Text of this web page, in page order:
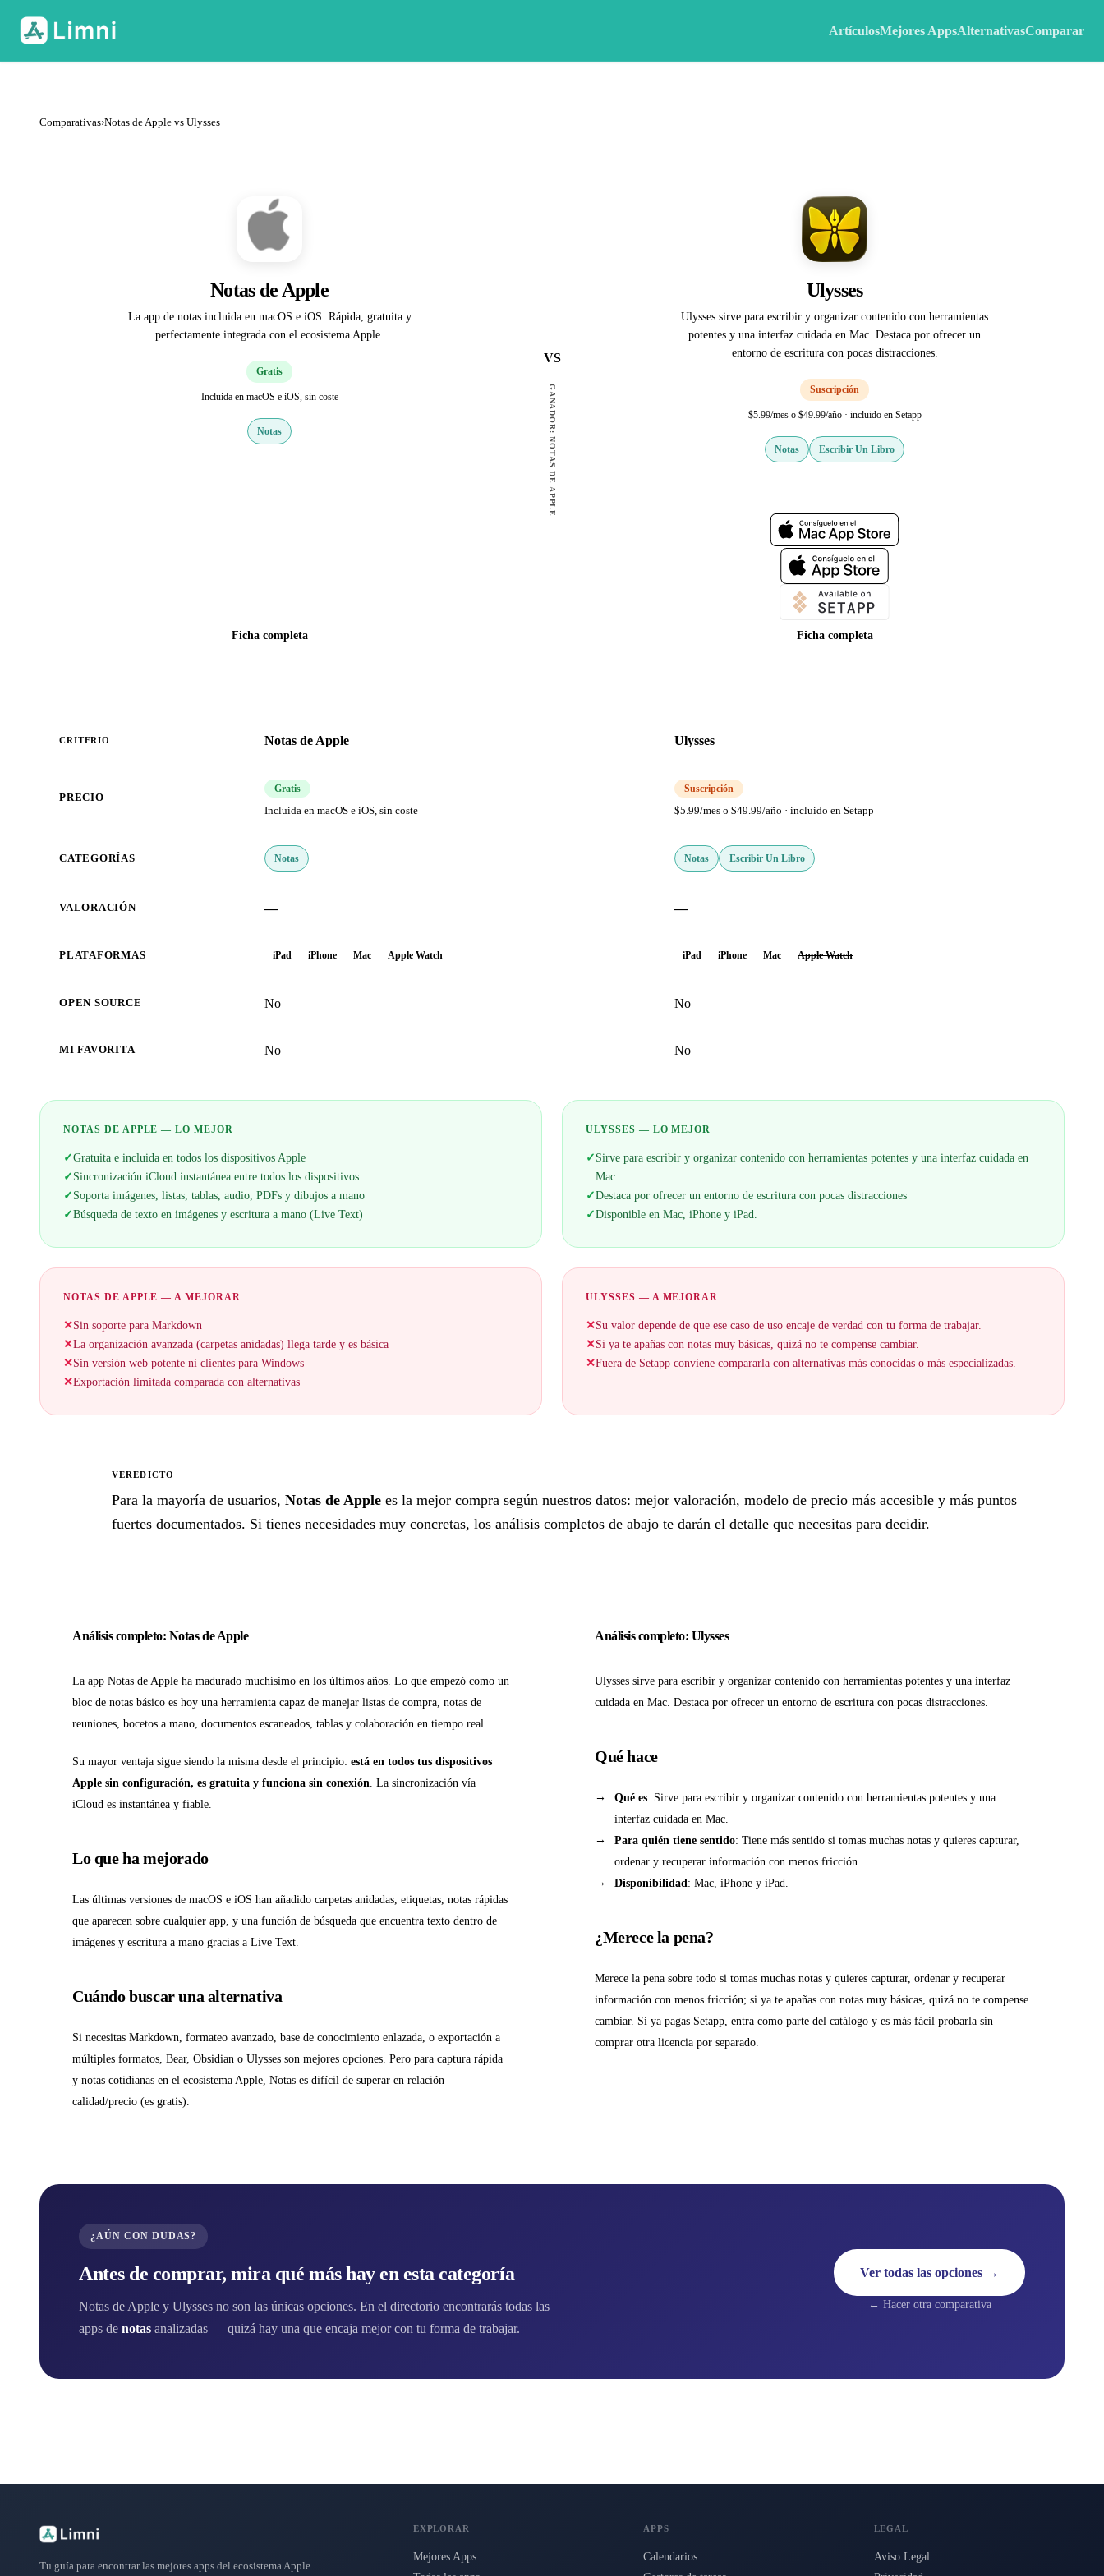
ArtículosMejores AppsAlternativasComparar
Comparativas›Notas de Apple vs Ulysses
Notas de Apple
La app de notas incluida en macOS e iOS. Rápida, gratuita y
perfectamente integrada con el ecosistema Apple.
Gratis
Incluida en macOS e iOS, sin coste
Notas
Ficha completa
VS
GANADOR: NOTAS DE APPLE
Ulysses
Ulysses sirve para escribir y organizar contenido con herramientas
potentes y una interfaz cuidada en Mac. Destaca por ofrecer un
entorno de escritura con pocas distracciones.
Suscripción
$5.99/mes o $49.99/año · incluido en Setapp
Notas Escribir Un Libro
Ficha completa
CRITERIO Notas de Apple Ulysses
PRECIO
Gratis
Incluida en macOS e iOS, sin coste
Suscripción
$5.99/mes o $49.99/año · incluido en Setapp
CATEGORÍAS Notas Notas Escribir Un Libro
VALORACIÓN — —
PLATAFORMAS iPad iPhone Mac Apple Watch iPad iPhone Mac Apple Watch
OPEN SOURCE No No
MI FAVORITA No No
NOTAS DE APPLE — LO MEJOR
✓Gratuita e incluida en todos los dispositivos Apple
✓Sincronización iCloud instantánea entre todos los dispositivos
✓Soporta imágenes, listas, tablas, audio, PDFs y dibujos a mano
✓Búsqueda de texto en imágenes y escritura a mano (Live Text)
ULYSSES — LO MEJOR
✓Sirve para escribir y organizar contenido con herramientas potentes y una interfaz cuidada en
Mac
✓Destaca por ofrecer un entorno de escritura con pocas distracciones
✓Disponible en Mac, iPhone y iPad.
NOTAS DE APPLE — A MEJORAR
✕Sin soporte para Markdown
✕La organización avanzada (carpetas anidadas) llega tarde y es básica
✕Sin versión web potente ni clientes para Windows
✕Exportación limitada comparada con alternativas
ULYSSES — A MEJORAR
✕Su valor depende de que ese caso de uso encaje de verdad con tu forma de trabajar.
✕Si ya te apañas con notas muy básicas, quizá no te compense cambiar.
✕Fuera de Setapp conviene compararla con alternativas más conocidas o más especializadas.
VEREDICTO
Para la mayoría de usuarios, Notas de Apple es la mejor compra según nuestros datos: mejor valoración, modelo de precio más accesible y más puntos
fuertes documentados. Si tienes necesidades muy concretas, los análisis completos de abajo te darán el detalle que necesitas para decidir.
Análisis completo: Notas de Apple
La app Notas de Apple ha madurado muchísimo en los últimos años. Lo que empezó como un
bloc de notas básico es hoy una herramienta capaz de manejar listas de compra, notas de
reuniones, bocetos a mano, documentos escaneados, tablas y colaboración en tiempo real.
Su mayor ventaja sigue siendo la misma desde el principio: está en todos tus dispositivos
Apple sin configuración, es gratuita y funciona sin conexión . La sincronización vía
iCloud es instantánea y fiable.
Lo que ha mejorado
Las últimas versiones de macOS e iOS han añadido carpetas anidadas, etiquetas, notas rápidas
que aparecen sobre cualquier app, y una función de búsqueda que encuentra texto dentro de
imágenes y escritura a mano gracias a Live Text.
Cuándo buscar una alternativa
Si necesitas Markdown, formateo avanzado, base de conocimiento enlazada, o exportación a
múltiples formatos, Bear, Obsidian o Ulysses son mejores opciones. Pero para captura rápida
y notas cotidianas en el ecosistema Apple, Notas es difícil de superar en relación
calidad/precio (es gratis).
Análisis completo: Ulysses
Ulysses sirve para escribir y organizar contenido con herramientas potentes y una interfaz
cuidada en Mac. Destaca por ofrecer un entorno de escritura con pocas distracciones.
Qué hace
Qué es: Sirve para escribir y organizar contenido con herramientas potentes y una
interfaz cuidada en Mac.
Para quién tiene sentido: Tiene más sentido si tomas muchas notas y quieres capturar,
ordenar y recuperar información con menos fricción.
Disponibilidad: Mac, iPhone y iPad.
¿Merece la pena?
Merece la pena sobre todo si tomas muchas notas y quieres capturar, ordenar y recuperar
información con menos fricción; si ya te apañas con notas muy básicas, quizá no te compense
cambiar. Si ya pagas Setapp, entra como parte del catálogo y es más fácil probarla sin
comprar otra licencia por separado.
¿AÚN CON DUDAS?
Antes de comprar, mira qué más hay en esta categoría
Notas de Apple y Ulysses no son las únicas opciones. En el directorio encontrarás todas las
apps de notas analizadas — quizá hay una que encaja mejor con tu forma de trabajar.
Ver todas las opciones →
← Hacer otra comparativa
Tu guía para encontrar las mejores apps del ecosistema Apple.
EXPLORAR
Mejores Apps
APPS
Calendarios
LEGAL
Aviso Legal